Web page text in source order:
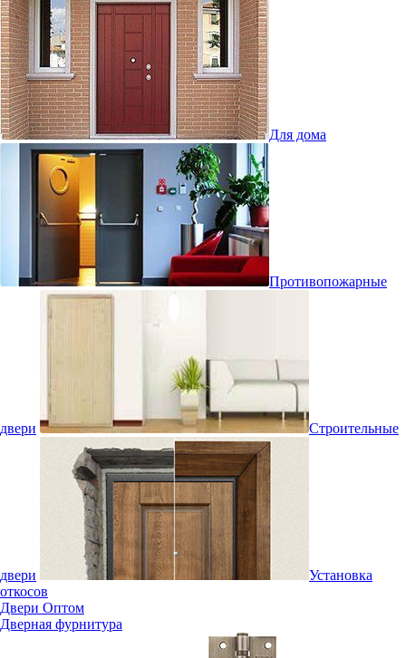
Для дома
Противопожарные
двери Строительные
двери
Установка
откосов
Двери Оптом
Дверная фурнитура